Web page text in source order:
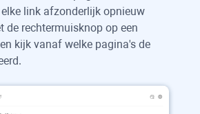
link afzonderlijk opnieuw
de rechtermuisknop op een
kijk vanaf welke pagina's de